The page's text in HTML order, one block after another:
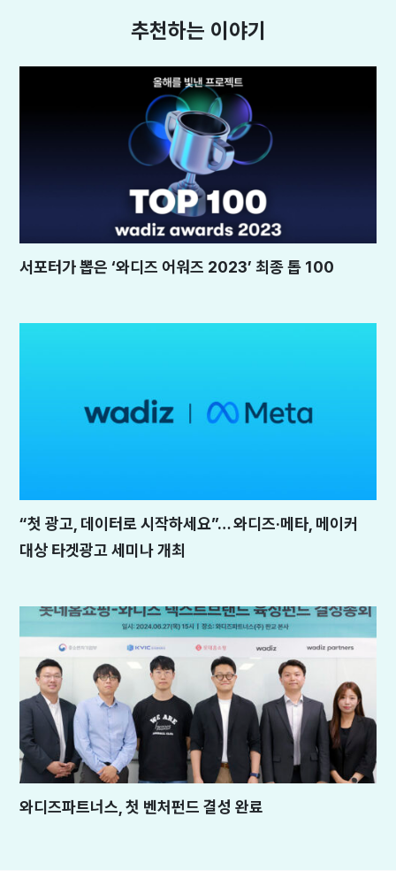
추천하는 이야기
서포터가 뽑은 ‘와디즈 어워즈 2023’ 최종 톱 100
“첫 광고, 데이터로 시작하세요”… 와디즈·메타, 메이커
대상 타겟광고 세미나 개최
와디즈파트너스, 첫 벤처펀드 결성 완료